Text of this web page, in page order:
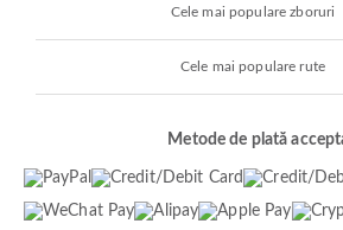
Cele mai populare zboruri
Cele mai populare rute
Metode de plată